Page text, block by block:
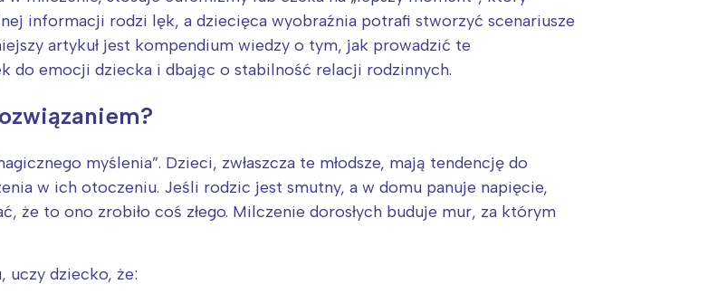
informacji rodzi lęk, a dziecięca wyobraźnia potrafi stworzyć scenariusze
artykuł jest kompendium wiedzy o tym, jak prowadzić te
do emocji dziecka i dbając o stabilność relacji rodzinnych.
myślenia”. Dzieci, zwłaszcza te młodsze, mają tendencję do
w ich otoczeniu. Jeśli rodzic jest smutny, a w domu panuje napięcie,
że to ono zrobiło coś złego. Milczenie dorosłych buduje mur, za którym
uczy dziecko, że: